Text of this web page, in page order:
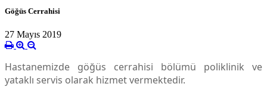
Göğüs Cerrahisi
27 Mayıs 2019
Hastanemizde göğüs cerrahisi bölümü poliklinik ve
yataklı servis olarak hizmet vermektedir.